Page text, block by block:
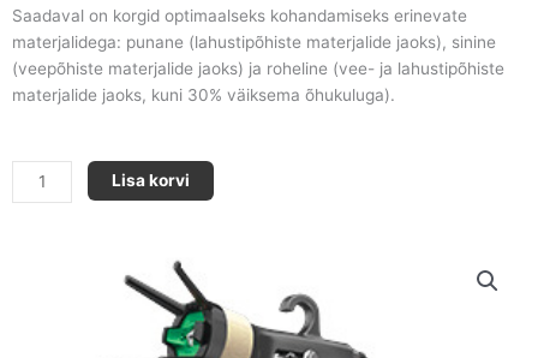
Saadaval on korgid optimaalseks kohandamiseks erinevate
materjalidega: punane (lahustipõhiste materjalide jaoks), sinine
(veepõhiste materjalide jaoks) ja roheline (vee- ja lahustipõhiste
materjalide jaoks, kuni 30% väiksema õhukuluga).
AirCoat
AC
Lisa korvi